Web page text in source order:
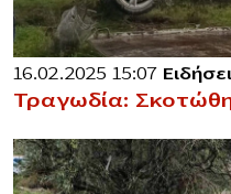
16.02.2025 15:07
Τραγωδία: